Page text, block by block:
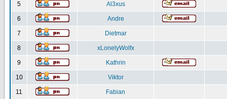
5 Al3xus
6 Andre
7 Dietmar
8 xLonelyWolfx
9 Kathrin
10 Viktor
11 Fabian